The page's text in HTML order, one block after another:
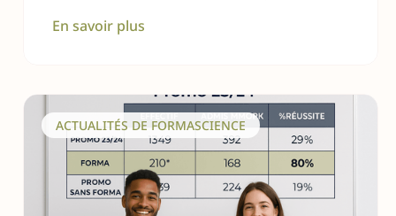
En savoir plus
ACTUALITÉS DE FORMASCIENCE